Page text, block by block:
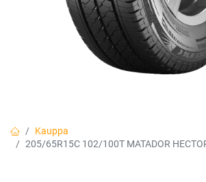
Kauppa
205/65R15C 102/100T MATADOR